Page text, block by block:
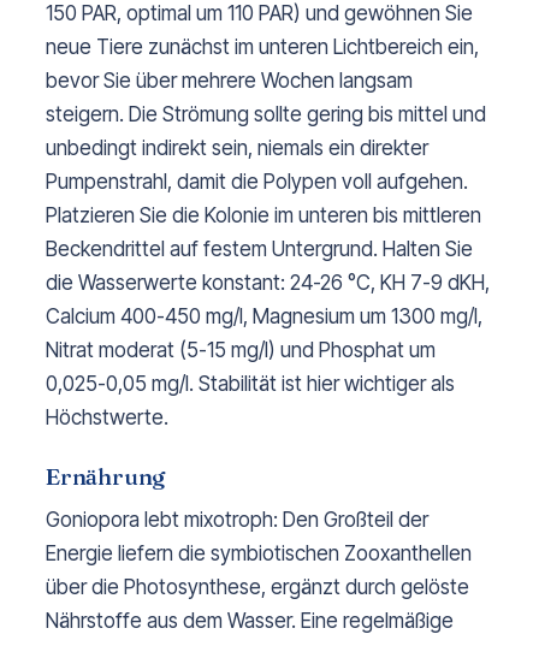
150 PAR, optimal um 110 PAR) und gewöhnen Sie
neue Tiere zunächst im unteren Lichtbereich ein,
bevor Sie über mehrere Wochen langsam
steigern. Die Strömung sollte gering bis mittel und
unbedingt indirekt sein, niemals ein direkter
Pumpenstrahl, damit die Polypen voll aufgehen.
Platzieren Sie die Kolonie im unteren bis mittleren
Beckendrittel auf festem Untergrund. Halten Sie
die Wasserwerte konstant: 24-26 °C, KH 7-9 dKH,
Calcium 400-450 mg/l, Magnesium um 1300 mg/l,
Nitrat moderat (5-15 mg/l) und Phosphat um
0,025-0,05 mg/l. Stabilität ist hier wichtiger als
Höchstwerte.
Ernährung
Goniopora lebt mixotroph: Den Großteil der
Energie liefern die symbiotischen Zooxanthellen
über die Photosynthese, ergänzt durch gelöste
Nährstoffe aus dem Wasser. Eine regelmäßige